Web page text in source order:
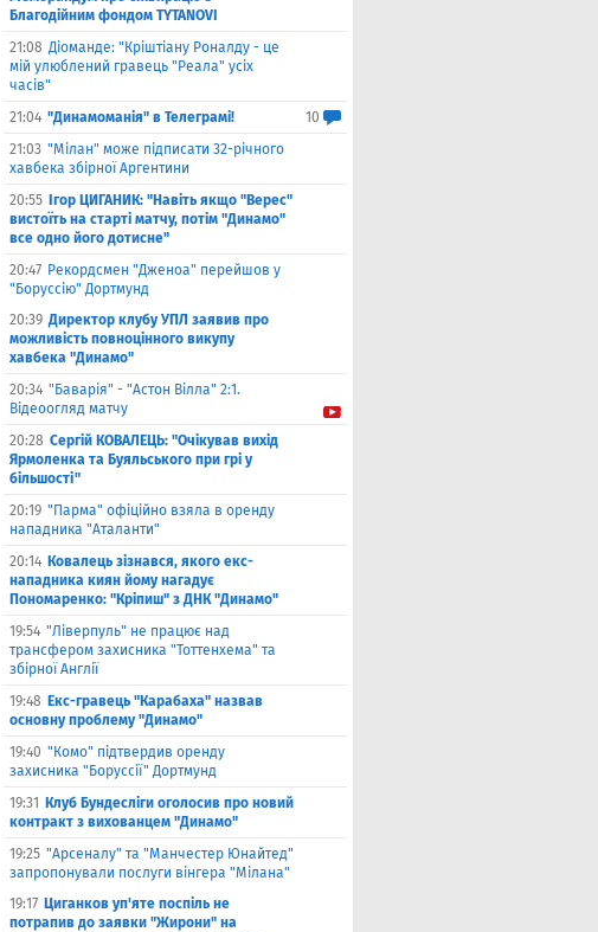
Благодійним фондом TYTANOVI
21:08 Діоманде: "Кріштіану Роналду - це
мій улюблений гравець "Реала" усіх
часів"
21:04 "Динамоманія" в Телеграмі!
10
21:03 "Мілан" може підписати 32-річного
хавбека збірної Аргентини
20:55
Ігор ЦИГАНИК: "Навіть якщо "Верес"
вистоїть на старті матчу, потім "Динамо"
все одно його дотисне"
20:47 Рекордсмен "Дженоа" перейшов у
"Боруссію" Дортмунд
20:39 Директор клубу УПЛ заявив про
можливість повноцінного викупу
хавбека "Динамо"
20:34 "Баварія" - "Астон Вілла" 2:1.
Відеоогляд матчу
20:28 Сергій КОВАЛЕЦЬ: "Очікував вихід
Ярмоленка та Буяльського при грі у
більшості"
20:19 "Парма" офіційно взяла в оренду
нападника "Аталанти"
20:14 Ковалець зізнався, якого екс-
нападника киян йому нагадує
Пономаренко: "Кріпиш" з ДНК "Динамо"
19:54 "Ліверпуль" не працює над
трансфером захисника "Тоттенхема" та
збірної Англії
19:48 Екс-гравець "Карабаха" назвав
основну проблему "Динамо"
19:40 "Комо" підтвердив оренду
захисника "Боруссії" Дортмунд
19:31
Клуб Бундесліги оголосив про новий
контракт з вихованцем "Динамо"
19:25 "Арсеналу" та "Манчестер Юнайтед"
запропонували послуги вінгера "Мілана"
19:17 Циганков уп'яте поспіль не
потрапив до заявки "Жирони" на